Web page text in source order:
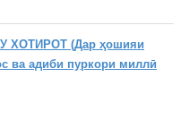
ХОТИРОТ (Дар ҳошияи
ва адиби пуркори миллӣ